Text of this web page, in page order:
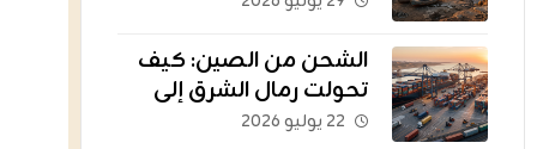
الشحن من الصين: كيف
تحولت رمال الشرق إلى
الشريان اللوجستي للتجارة
٢٢ يوليو ٢٠٢٦